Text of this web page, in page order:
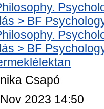
> BF
> BF
Csapó
2023 14:50